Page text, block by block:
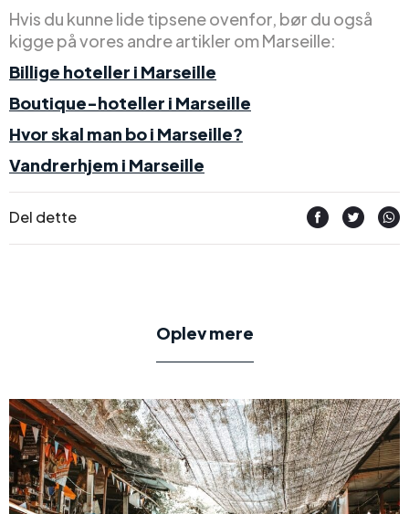
Hvis du kunne lide tipsene ovenfor, bør du også
kigge på vores andre artikler om Marseille:
Billige hoteller i Marseille
Boutique-hoteller i Marseille
Hvor skal man bo i Marseille?
Vandrerhjem i Marseille
Del dette
Oplev mere